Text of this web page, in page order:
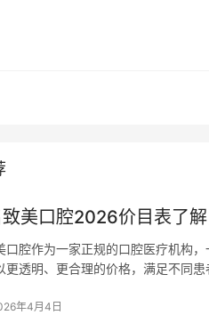
致美口腔2026价目表了
口腔作为一家正规的口腔医疗机构
更透明、更合理的价格，满足不同
年4月4日